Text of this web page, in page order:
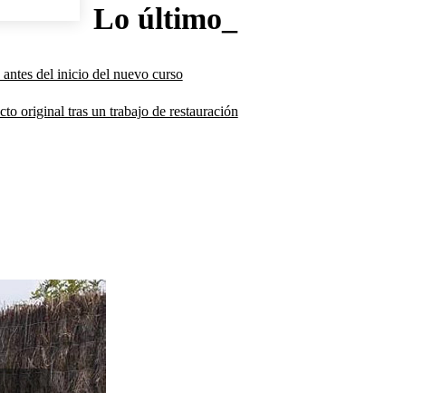
Lo último_
del inicio del nuevo curso
original tras un trabajo de restauración